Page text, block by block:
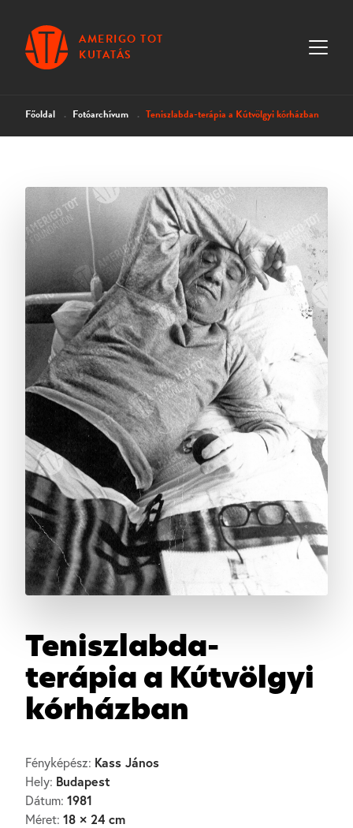
AMERIGO TOT
KUTATÁS
Főoldal Fotóarchívum Teniszlabda-terápia a Kútvölgyi kórházban
Teniszlabda-
terápia a Kútvölgyi
kórházban
Fényképész: Kass János
Hely: Budapest
Dátum: 1981
Méret: 18 × 24 cm